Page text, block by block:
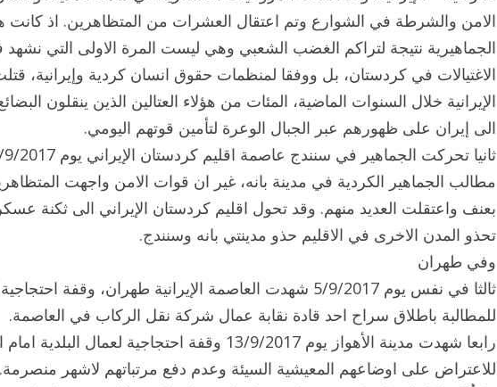
الامن والشرطة في الشوارع وتم اعتقال العشرات من المتظاهرين. اذ كانت
الجماهيرية نتيجة لتراكم الغضب الشعبي وهي ليست المرة الاولى التي نشهد
الاغتيالات في كردستان، بل ووفقا لمنظمات حقوق انسان كردية وإيرانية،
الإيرانية خلال السنوات الماضية، المئات من هؤلاء العتالين الذين ينقلون
الى إيران على ظهورهم عبر الجبال الوعرة لتأمين قوتهم اليومي.
مطالب الجماهير الكردية في مدينة بانه، غير ان قوات الامن واجهت
بعنف واعتقلت العديد منهم. وقد تحول اقليم كردستان الإيراني الى ثكنة
تحذو المدن الاخرى في الاقليم حذو مدينتي بانه وسنندج.
وفي طهران
ثالثا في نفس يوم 5/9/2017 شهدت العاصمة الإيرانية طهران، وقفة
للمطالبة باطلاق سراح احد قادة نقابة عمال شركة نقل الركاب في العاصمة.
رابعا شهدت مدينة الأهواز يوم 13/9/2017 وقفة احتجاجية لعمال
للاعتراض على اوضاعهم المعيشية السيئة وعدم دفع مرتباتهم لاشهر منصرمة.